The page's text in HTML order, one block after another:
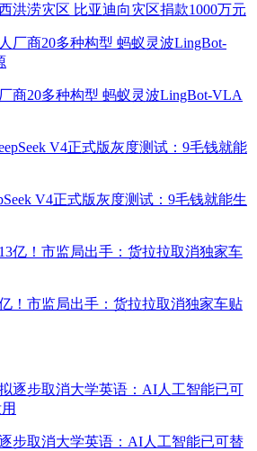
洪涝灾区 比亚迪向灾区捐款1000万元
商20多种构型 蚂蚁灵波LingBot-VLA
V4正式版灰度测试：9毛钱就能生
！市监局出手：货拉拉取消独家车贴
步取消大学英语：AI人工智能已可替